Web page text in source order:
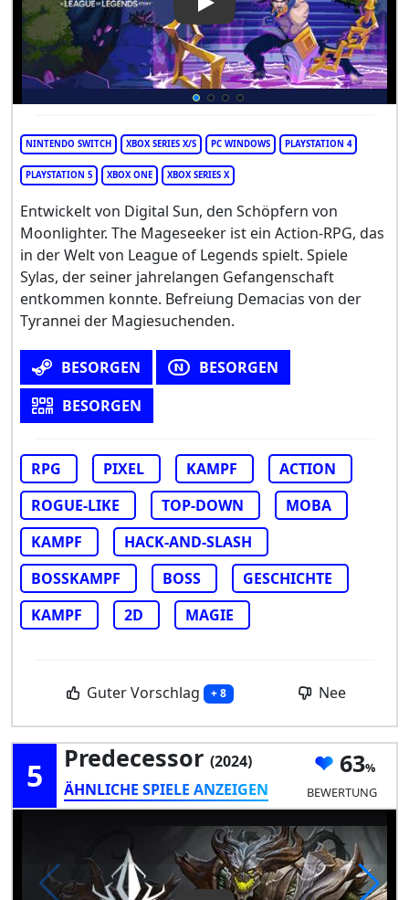
Play Video: The
NINTENDO SWITCH XBOX SERIES X/S PC WINDOWS PLAYSTATION 4
PLAYSTATION 5 XBOX ONE XBOX SERIES X
Entwickelt von Digital Sun, den Schöpfern von
Moonlighter. The Mageseeker ist ein Action-RPG, das
in der Welt von League of Legends spielt. Spiele
Sylas, der seiner jahrelangen Gefangenschaft
entkommen konnte. Befreiung Demacias von der
Tyrannei der Magiesuchenden.
BESORGEN
BESORGEN
BESORGEN
RPG PIXEL KAMPF
ACTION
ROGUE-LIKE
TOP-DOWN
MOBA
KAMPF
HACK-AND-SLASH
BOSSKAMPF
BOSS
GESCHICHTE
KAMPF
2D MAGIE
Guter Vorschlag + 8 Nee
5 Predecessor (2024)
ÄHNLICHE SPIELE ANZEIGEN
63
BEWERTUNG